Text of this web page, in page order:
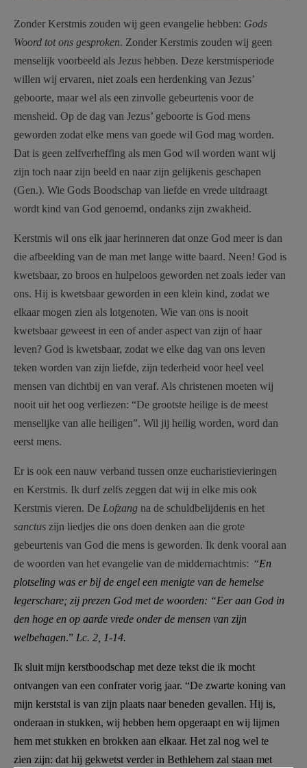
Zonder Kerstmis zouden wij geen evangelie hebben: Gods
Woord tot ons gesproken. Zonder Kerstmis zouden wij geen
menselijk voorbeeld als Jezus hebben. Deze kerstmisperiode
willen wij ervaren, niet zoals een herdenking van Jezus’
geboorte, maar wel als een zinvolle gebeurtenis voor de
mensheid. Op de dag van Jezus’ geboorte is God mens
geworden zodat elke mens van goede wil God mag worden.
Dat is geen zelfverheffing als men God wil worden want wij
zijn toch naar zijn beeld en naar zijn gelijkenis geschapen
(Gen.). Wie Gods Boodschap van liefde en vrede uitdraagt
wordt kind van God genoemd, ondanks zijn zwakheid.
Kerstmis wil ons elk jaar herinneren dat onze God meer is dan
die afbeelding van de man met lange witte baard. Neen! God is
kwetsbaar, zo broos en hulpeloos geworden net zoals ieder van
ons. Hij is kwetsbaar geworden in een klein kind, zodat we
elkaar mogen zien als lotgenoten. Wie van ons is nooit
kwetsbaar geweest in een of ander aspect van zijn of haar
leven? God is kwetsbaar, zodat we elke dag van ons leven
teken worden van zijn liefde, zijn tederheid voor heel veel
mensen van dichtbij en van veraf. Als christenen moeten wij
nooit uit het oog verliezen: “De grootste heilige is de meest
menselijke van alle heiligen”. Wil jij heilig worden, word dan
eerst mens.
Er is ook een nauw verband tussen onze eucharistievieringen
en Kerstmis. Ik durf zelfs zeggen dat wij in elke mis ook
Kerstmis vieren. De Lofzang na de schuldbelijdenis en het
sanctus zijn liedjes die ons doen denken aan die grote
gebeurtenis van God die mens is geworden. Ik denk vooral aan
de woorden van het evangelie van de middernachtmis: “En
plotseling was er bij de engel een menigte van de hemelse
legerschare; zij prezen God met de woorden: “Eer aan God in
den hoge en op aarde vrede onder de mensen van zijn
welbehagen.” Lc. 2, 1-14.
Ik sluit mijn kerstboodschap met deze tekst die ik mocht
ontvangen van een confrater vorig jaar. “De zwarte koning van
mijn kerststal is van zijn plaats naar beneden gevallen. Hij is,
onderaan in stukken, wij hebben hem opgeraapt en wij lijmen
hem met stukken en brokken aan elkaar. Het zal nog wel te
zien zijn: dat hij gekwetst verder in Bethlehem zal staan met